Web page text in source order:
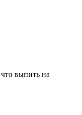
выпить на